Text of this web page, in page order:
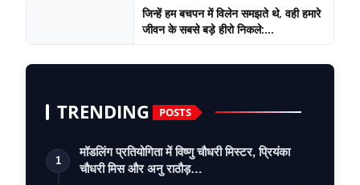
जिन्हें हम बचपन में विलेन समझते थे, वही हमारे
जीवन के सबसे बड़े हीरो निकले:...
TRENDING POSTS
1
मॉडलिंग प्रतियोगिता में विष्णु चौधरी मिस्टर, प्रियंका
चौधरी मिस और अनु राठौड़…